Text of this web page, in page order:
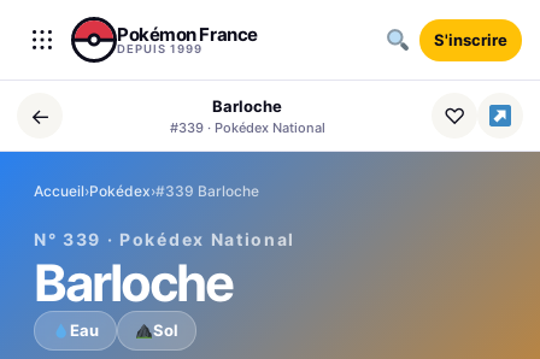
Aller au contenu
Pokémon France
DEPUIS 1999 S'inscrire
← Barloche
#339 · Pokédex National ♡
Accueil›Pokédex›#339 Barloche
N° 339 · Pokédex National
Barloche
Eau Sol